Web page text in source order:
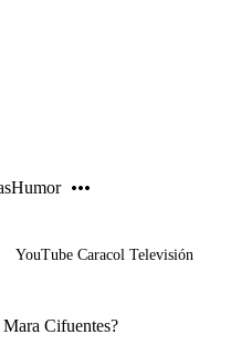
Humor
YouTube Caracol Televisión
Mara Cifuentes?